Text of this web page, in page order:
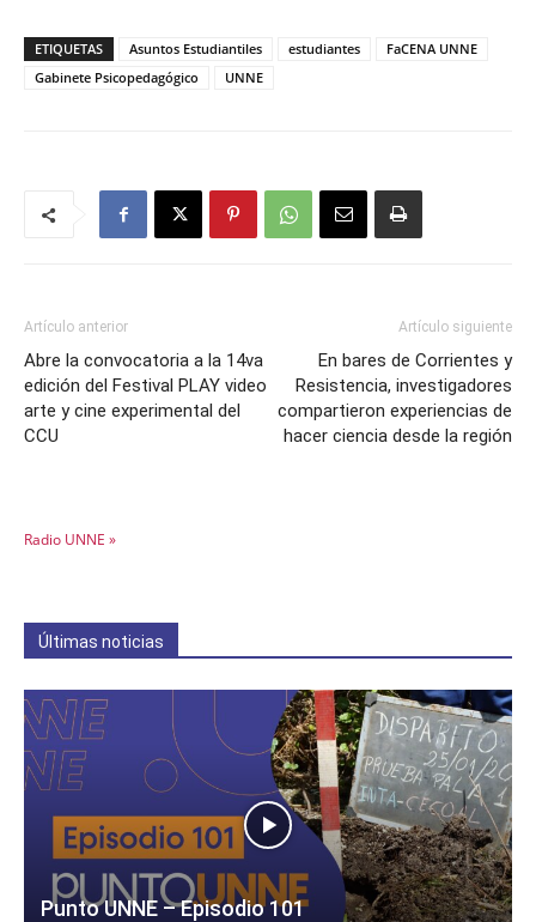
ETIQUETAS Asuntos Estudiantiles estudiantes
FaCENA UNNE
Gabinete Psicopedagógico
UNNE
Artículo anterior
Abre la convocatoria a la 14va
edición del Festival PLAY video
arte y cine experimental del
CCU
Artículo siguiente
En bares de Corrientes y
Resistencia, investigadores
compartieron experiencias de
hacer ciencia desde la región
Radio UNNE »
Últimas noticias
Punto UNNE – Episodio 101